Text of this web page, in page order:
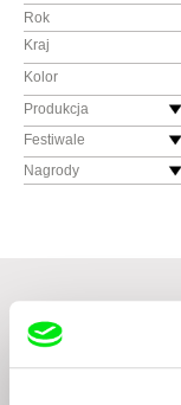
Rok
Kraj
Kolor
Produkcja
Festiwale
Nagrody
Podobne filmy (20)